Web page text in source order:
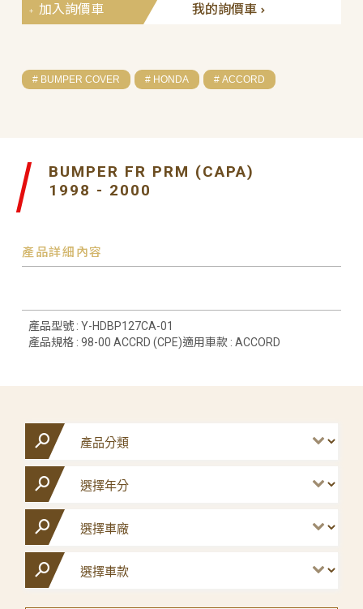
我的詢價車
加入詢價車
# BUMPER COVER # HONDA # ACCORD
BUMPER FR PRM (CAPA)
1998 - 2000
產品詳細內容
產品型號 : Y-HDBP127CA-01
產品規格 : 98-00 ACCRD (CPE)適用車款 : ACCORD